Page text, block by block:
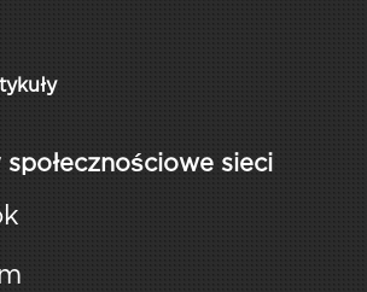
społecznościowe sieci